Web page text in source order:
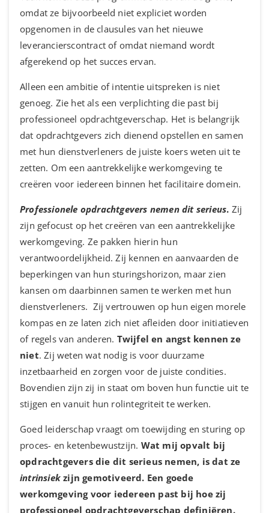
omdat ze bijvoorbeeld niet expliciet worden
opgenomen in de clausules van het nieuwe
leverancierscontract of omdat niemand wordt
afgerekend op het succes ervan.
Alleen een ambitie of intentie uitspreken is niet
genoeg. Zie het als een verplichting die past bij
professioneel opdrachtgeverschap. Het is belangrijk
dat opdrachtgevers zich dienend opstellen en samen
met hun dienstverleners de juiste koers weten uit te
zetten. Om een aantrekkelijke werkomgeving te
creëren voor iedereen binnen het facilitaire domein.
Professionele opdrachtgevers nemen dit serieus. Zij
zijn gefocust op het creëren van een aantrekkelijke
werkomgeving. Ze pakken hierin hun
verantwoordelijkheid. Zij kennen en aanvaarden de
beperkingen van hun sturingshorizon, maar zien
kansen om daarbinnen samen te werken met hun
dienstverleners. Zij vertrouwen op hun eigen morele
kompas en ze laten zich niet afleiden door initiatieven
of regels van anderen. Twijfel en angst kennen ze
niet. Zij weten wat nodig is voor duurzame
inzetbaarheid en zorgen voor de juiste condities.
Bovendien zijn zij in staat om boven hun functie uit te
stijgen en vanuit hun rolintegriteit te werken.
Goed leiderschap vraagt om toewijding en sturing op
proces- en ketenbewustzijn. Wat mij opvalt bij
opdrachtgevers die dit serieus nemen, is dat ze
intrinsiek zijn gemotiveerd. Een goede
werkomgeving voor iedereen past bij hoe zij
professioneel opdrachtgeverschap definiëren.